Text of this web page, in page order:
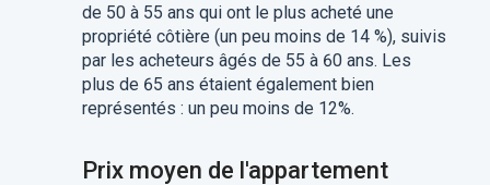
de 50 à 55 ans qui ont le plus acheté une
propriété côtière (un peu moins de 14 %), suivis
par les acheteurs âgés de 55 à 60 ans. Les
plus de 65 ans étaient également bien
représentés : un peu moins de 12%.
Prix moyen de l'appartement